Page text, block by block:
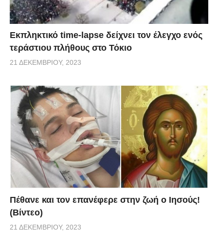
Εκπληκτικό time-lapse δείχνει τον έλεγχο ενός
τεράστιου πλήθους στο Τόκιο
21 ΔΕΚΕΜΒΡΊΟΥ, 2023
Πέθανε και τον επανέφερε στην ζωή ο Ιησούς!
(Βίντεο)
21 ΔΕΚΕΜΒΡΊΟΥ, 2023